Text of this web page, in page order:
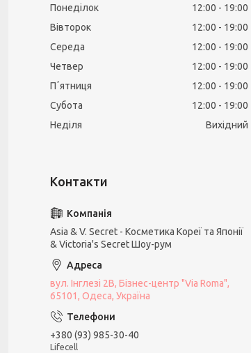
Понеділок 12:00
19:00
Вівторок
12:00
19:00
Середа
12:00
19:00
Четвер
12:00
19:00
Пʼятниця
12:00
19:00
Субота
12:00
19:00
Неділя
Вихідний
Asia & V. Secret - Косметика Кореї та Японії
& Victoria's Secret Шоу-рум
вул. Інглезі 2В, Бізнес-центр "Via Roma",
65101, Одеса, Україна
+380 (93) 985-30-40
Lifecell